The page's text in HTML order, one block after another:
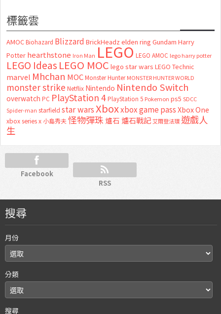
標籤雲
AMOC Biohazard Blizzard BrickHeadz elden ring Gundam Harry
Potter hearthstone Iron Man LEGO LEGO AMOC lego harry potter
LEGO Ideas LEGO MOC lego star wars LEGO Technic
marvel Mhchan MOC Monster Hunter MONSTER HUNTER WORLD
monster strike Netflix Nintendo Nintendo Switch
overwatch PC PlayStation 4 PlayStation 5 Pokemon ps5 SDCC
Spider-man starfield star warsXboxxbox game passXbox One
xbox series x 小島秀夫怪物彈珠 爐石 爐石戰記艾爾登法環 遊戲人
生
Facebook
RSS
搜尋
月份
分類
搜尋